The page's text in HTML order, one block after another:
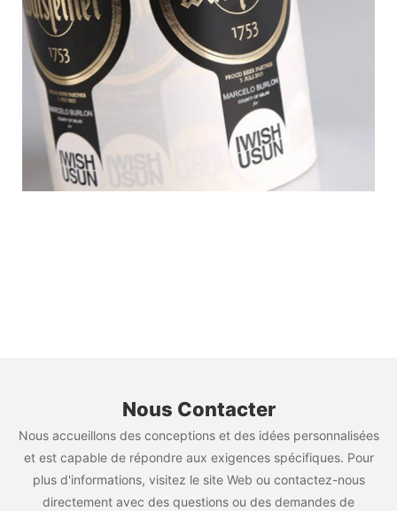
Nous Contacter
Nous accueillons des conceptions et des idées personnalisées
et est capable de répondre aux exigences spécifiques. Pour
plus d'informations, visitez le site Web ou contactez-nous
directement avec des questions ou des demandes de